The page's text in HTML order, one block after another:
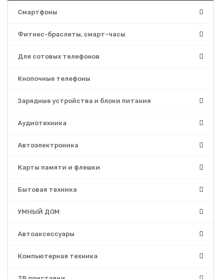
Смартфоны
Фитнес-браслеты, смарт-часы
Для сотовых телефонов
Кнопочные телефоны
Зарядные устройства и блоки питания
Аудиотехника
Автоэлектроника
Карты памяти и флешки
Бытовая техника
УМНЫЙ ДОМ
Автоаксессуары
Компьютерная техника